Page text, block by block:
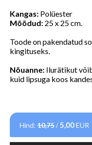
Kangas: Polüester
Mõõdud: 25 x 25 cm.
Toode on pakendatud
kingituseks.
Nõuanne: Ilurätikut
kuid lipsuga koos
Hind: 10,75/ 5,00EUR